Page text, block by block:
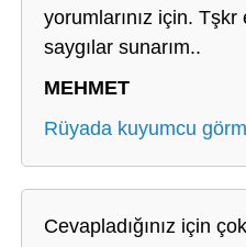
yorumlarınız için. Tşkr
saygılar sunarım..
MEHMET
Rüyada kuyumcu
Cevapladığınız için çok